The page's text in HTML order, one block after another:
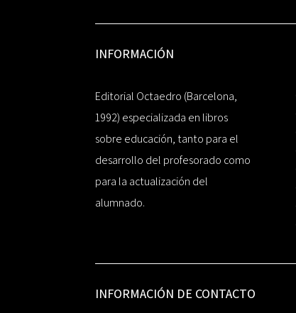
INFORMACIÓN
Editorial Octaedro (Barcelona,
1992) especializada en libros
sobre educación, tanto para el
desarrollo del profesorado como
para la actualización del
alumnado.
INFORMACIÓN DE CONTACTO